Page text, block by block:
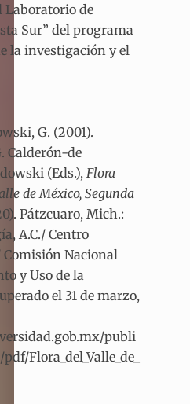
de
Sur” del programa
la investigación y el
G. (2001).
Calderón-de
(Eds.),Flora
de México,Segunda
Pátzcuaro, Mich.:
A.C./ Centro
Nacional
y Uso de la
el 31 de marzo,
publi
Flora_del_Valle_de_